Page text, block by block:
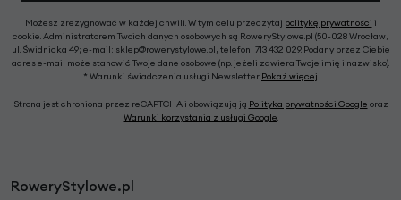
Możesz zrezygnować w każdej chwili. W tym celu przeczytaj politykę prywatności i
cookie. Administratorem Twoich danych osobowych są RoweryStylowe.pl (50-028 Wrocław,
ul. Świdnicka 49; e-mail: sklep@rowerystylowe.pl, telefon: 713 432 029. Podany przez Ciebie
adres e-mail może stanowić Twoje dane osobowe (np. jeżeli zawiera Twoje imię i nazwisko).
* Warunki świadczenia usługi Newsletter Pokaż więcej
Strona jest chroniona przez reCAPTCHA i obowiązują ją Polityka prywatności Google oraz
Warunki korzystania z usługi Google.
RoweryStylowe.pl